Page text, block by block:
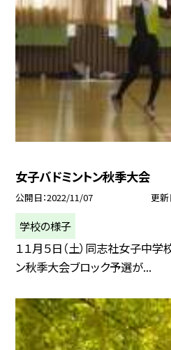
女子バドミントン秋季大会
公開日 2022/11/07 更新
学校の様子
１１月５日（土）同志社女子中学
ン秋季大会ブロック予選が...